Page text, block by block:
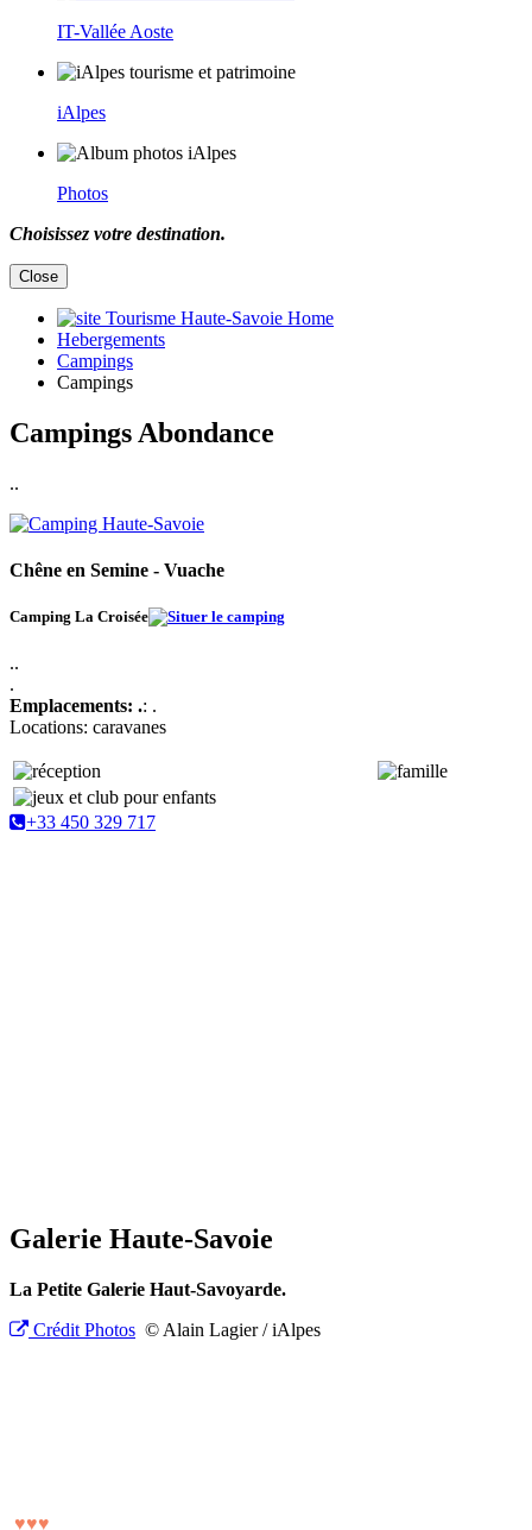
IT-Vallée Aoste
iAlpes
Photos
Choisissez votre destination.
Close
Home
Hebergements
Campings
Campings
Campings Abondance
..
Chêne en Semine - Vuache
Camping La Croisée
..
.
Emplacements: .: .
Locations: caravanes
+33 450 329 717
Galerie Haute-Savoie
La Petite Galerie Haut-Savoyarde.
Crédit Photos © Alain Lagier / iAlpes
♥♥♥